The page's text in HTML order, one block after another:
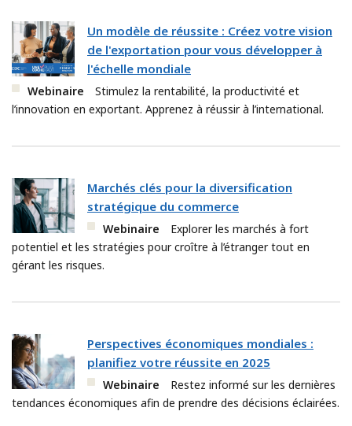
Un modèle de réussite : Créez votre vision
de l'exportation pour vous développer à
l'échelle mondiale
Webinaire
Stimulez la rentabilité, la productivité et
l’innovation en exportant. Apprenez à réussir à l’international.
Marchés clés pour la diversification
stratégique du commerce
Webinaire
Explorer les marchés à fort
potentiel et les stratégies pour croître à l’étranger tout en
gérant les risques.
Perspectives économiques mondiales :
planifiez votre réussite en 2025
Webinaire
Restez informé sur les dernières
tendances économiques afin de prendre des décisions éclairées.